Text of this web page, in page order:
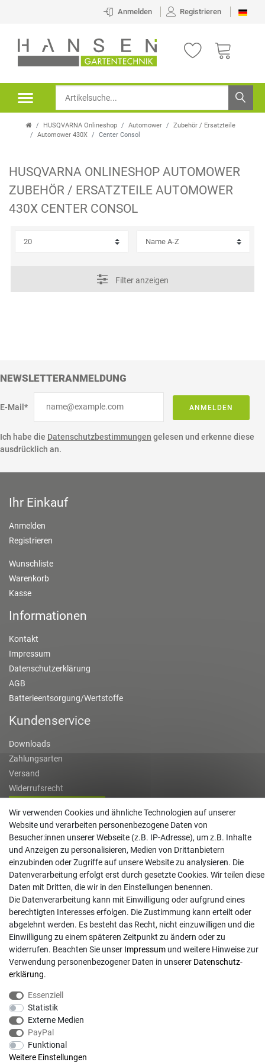
Anmelden Registrieren
HUSQVARNA Onlineshop Automower
Zubehör / Ersatzteile
Automower 430X
Center Consol
HUSQVARNA ONLINESHOP AUTOMOWER
ZUBEHÖR / ERSATZTEILE AUTOMOWER
430X CENTER CONSOL
Filter anzeigen
NEWSLETTERANMELDUNG
E-Mail* ANMELDEN
Ich habe die Datenschutzbestimmungen gelesen und erkenne diese
ausdrücklich an.
Ihr Einkauf
Anmelden
Registrieren
Wunschliste
Warenkorb
Kasse
Informationen
Kontakt
Impressum
Datenschutzerklärung
AGB
Batterieentsorgung/Wertstoffe
Kundenservice
Downloads
Zahlungsarten
Versand
Widerrufsrecht
Widerruf erklären
Kontakt
info@gartentechnik-hansen.de
0481 8565-0
Mo. - Do. 08:00 - 17:00 | Fr. 8:00 - 15:00
Anrufe aus dem dt. Festnetz zum Ortstarif, Preise aus dem Mobilfunknetz ggf.
abweichend (abhängig vom Provider).
Wir verwenden Cookies und ähnliche Technologien auf unserer
Website und verarbeiten personenbezogene Daten von
Besucher:innen unserer Webseite (z.B. IP-Adresse), um z.B. Inhalte
und Anzeigen zu personalisieren, Medien von Drittanbietern
einzubinden oder Zugriffe auf unsere Website zu analysieren. Die
Datenverarbeitung erfolgt erst durch gesetzte Cookies. Wir teilen diese
Daten mit Dritten, die wir in den Einstellungen benennen.
Die Datenverarbeitung kann mit Einwilligung oder aufgrund eines
berechtigten Interesses erfolgen. Die Zustimmung kann erteilt oder
abgelehnt werden. Es besteht das Recht, nicht einzuwilligen und die
Einwilligung zu einem späteren Zeitpunkt zu ändern oder zu
widerrufen. Beachten Sie unser Impressum und weitere Hinweise zur
Verwendung personenbezogener Daten in unserer Daten­schutz­
erklärung.
Essenziell
Statistik
Externe Medien
PayPal
Funktional
Weitere Einstellungen
P
E